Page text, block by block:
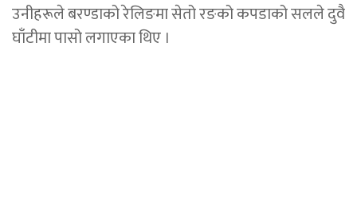
उनीहरूले बरण्डाको रेलिङमा सेतो रङको कपडाको सलले दुवै
घाँटीमा पासो लगाएका थिए ।